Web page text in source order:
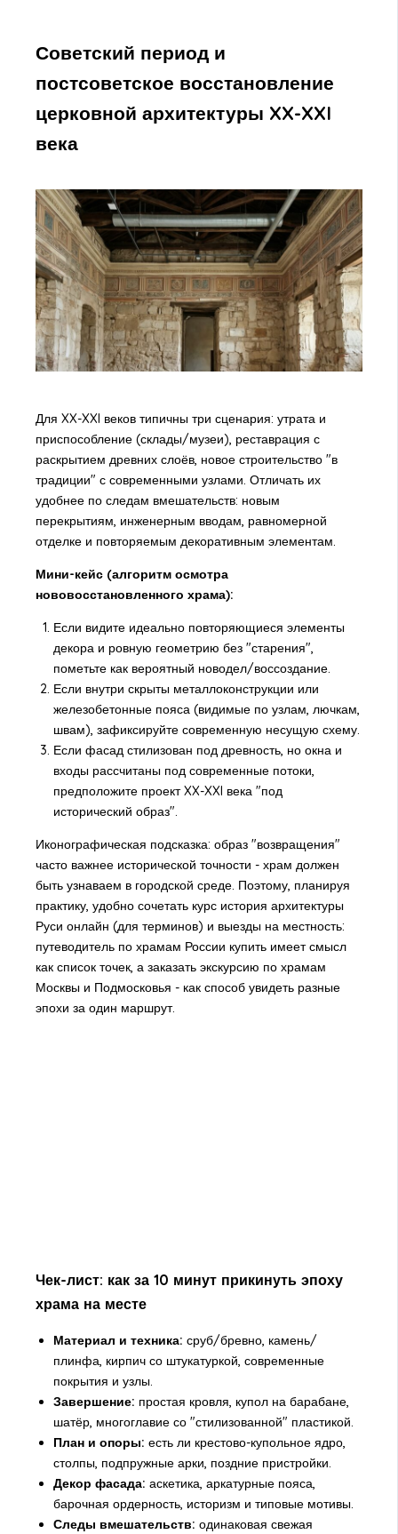
Советский период и
постсоветское восстановление
церковной архитектуры XX-XXI
века
Для XX-XXI веков типичны три сценария: утрата и
приспособление (склады/музеи), реставрация с
раскрытием древних слоёв, новое строительство "в
традиции" с современными узлами. Отличать их
удобнее по следам вмешательств: новым
перекрытиям, инженерным вводам, равномерной
отделке и повторяемым декоративным элементам.
Мини-кейс (алгоритм осмотра
нововосстановленного храма):
Если видите идеально повторяющиеся элементы
декора и ровную геометрию без "старения",
пометьте как вероятный новодел/воссоздание.
Если внутри скрыты металлоконструкции или
железобетонные пояса (видимые по узлам, лючкам,
швам), зафиксируйте современную несущую схему.
Если фасад стилизован под древность, но окна и
входы рассчитаны под современные потоки,
предположите проект XX-XXI века "под
исторический образ".
Иконографическая подсказка: образ "возвращения"
часто важнее исторической точности - храм должен
быть узнаваем в городской среде. Поэтому, планируя
практику, удобно сочетать курс история архитектуры
Руси онлайн (для терминов) и выезды на местность:
путеводитель по храмам России купить имеет смысл
как список точек, а заказать экскурсию по храмам
Москвы и Подмосковья - как способ увидеть разные
эпохи за один маршрут.
Чек-лист: как за 10 минут прикинуть эпоху
храма на месте
Материал и техника: сруб/бревно, камень/
плинфа, кирпич со штукатуркой, современные
покрытия и узлы.
Завершение: простая кровля, купол на барабане,
шатёр, многоглавие со "стилизованной" пластикой.
План и опоры: есть ли крестово-купольное ядро,
столпы, подпружные арки, поздние пристройки.
Декор фасада: аскетика, аркатурные пояса,
барочная ордерность, историзм и типовые мотивы.
Следы вмешательств: одинаковая свежая